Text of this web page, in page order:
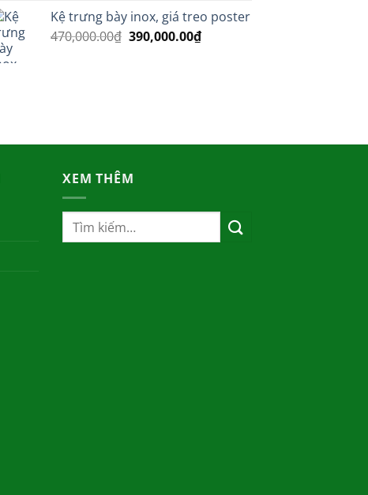
350,000.00₫.là:
269,000.00₫.
Kệ trưng bày inox, giá treo poster
470,000.00₫ Giá
390,000.00₫Giá
XEM THÊM